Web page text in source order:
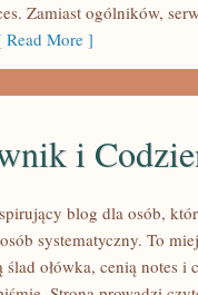
Zamiast ogólników,
Read More ]
i
blog dla osób,
systematyczny. To
ołówka, cenią notes i